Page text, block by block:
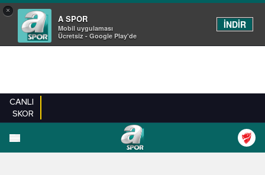
×
A SPOR
Mobil uygulaması
Ücretsiz - Google Play'de
İNDİR
CANLI
SKOR